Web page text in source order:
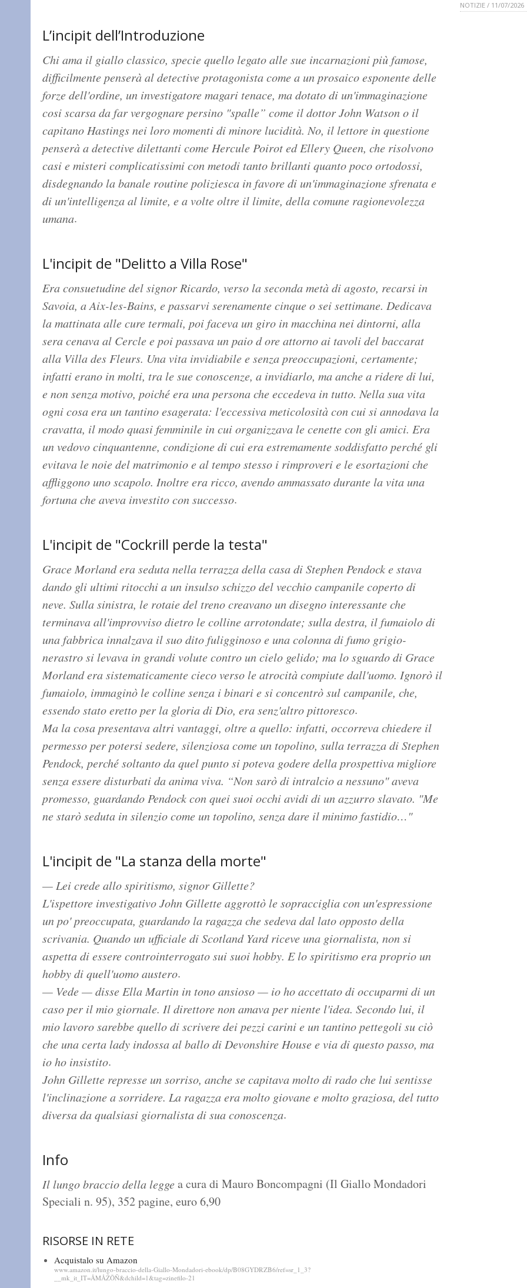
L’incipit dell’Introduzione
Chi ama il giallo classico, specie quello legato alle sue incarnazioni più famose,
difficilmente penserà al detective protagonista come a un prosaico esponente delle
forze dell'ordine, un investigatore magari tenace, ma dotato di un'immaginazione
cosi scarsa da far vergognare persino "spalle” come il dottor John Watson o il
capitano Hastings nei loro momenti di minore lucidità. No, il lettore in questione
penserà a detective dilettanti come Hercule Poirot ed Ellery Queen, che risolvono
casi e misteri complicatissimi con metodi tanto brillanti quanto poco ortodossi,
disdegnando la banale routine poliziesca in favore di un'immaginazione sfrenata e
di un'intelligenza al limite, e a volte oltre il limite, della comune ragionevolezza
umana.
L'incipit de "Delitto a Villa Rose"
Era consuetudine del signor Ricardo, verso la seconda metà di agosto, recarsi in
Savoia, a Aix-les-Bains, e passarvi serenamente cinque o sei settimane. Dedicava
la mattinata alle cure termali, poi faceva un giro in macchina nei dintorni, alla
sera cenava al Cercle e poi passava un paio d ore attorno ai tavoli del baccarat
alla Villa des Fleurs. Una vita invidiabile e senza preoccupazioni, certamente;
infatti erano in molti, tra le sue conoscenze, a invidiarlo, ma anche a ridere di lui,
e non senza motivo, poiché era una persona che eccedeva in tutto. Nella sua vita
ogni cosa era un tantino esagerata: l'eccessiva meticolosità con cui si annodava la
cravatta, il modo quasi femminile in cui organizzava le cenette con gli amici. Era
un vedovo cinquantenne, condizione di cui era estremamente soddisfatto perché gli
evitava le noie del matrimonio e al tempo stesso i rimproveri e le esortazioni che
affliggono uno scapolo. Inoltre era ricco, avendo ammassato durante la vita una
fortuna che aveva investito con successo.
L'incipit de "Cockrill perde la testa"
Grace Morland era seduta nella terrazza della casa di Stephen Pendock e stava
dando gli ultimi ritocchi a un insulso schizzo del vecchio campanile coperto di
neve. Sulla sinistra, le rotaie del treno creavano un disegno interessante che
terminava all'improvviso dietro le colline arrotondate; sulla destra, il fumaiolo di
una fabbrica innalzava il suo dito fuligginoso e una colonna di fumo grigio-
nerastro si levava in grandi volute contro un cielo gelido; ma lo sguardo di Grace
Morland era sistematicamente cieco verso le atrocità compiute dall'uomo. Ignorò il
fumaiolo, immaginò le colline senza i binari e si concentrò sul campanile, che,
essendo stato eretto per la gloria di Dio, era senz'altro pittoresco.
Ma la cosa presentava altri vantaggi, oltre a quello: infatti, occorreva chiedere il
permesso per potersi sedere, silenziosa come un topolino, sulla terrazza di Stephen
Pendock, perché soltanto da quel punto si poteva godere della prospettiva migliore
senza essere disturbati da anima viva. “Non sarò di intralcio a nessuno" aveva
promesso, guardando Pendock con quei suoi occhi avidi di un azzurro slavato. "Me
ne starò seduta in silenzio come un topolino, senza dare il minimo fastidio…"
L'incipit de "La stanza della morte"
— Lei crede allo spiritismo, signor Gillette?
L'ispettore investigativo John Gillette aggrottò le sopracciglia con un'espressione
un po' preoccupata, guardando la ragazza che sedeva dal lato opposto della
scrivania. Quando un ufficiale di Scotland Yard riceve una giornalista, non si
aspetta di essere controinterrogato sui suoi hobby. E lo spiritismo era proprio un
hobby di quell'uomo austero.
— Vede — disse Ella Martin in tono ansioso — io ho accettato di occuparmi di un
caso per il mio giornale. Il direttore non amava per niente l'idea. Secondo lui, il
mio lavoro sarebbe quello di scrivere dei pezzi carini e un tantino pettegoli su ciò
che una certa lady indossa al ballo di Devonshire House e via di questo passo, ma
io ho insistito.
John Gillette represse un sorriso, anche se capitava molto di rado che lui sentisse
l'inclinazione a sorridere. La ragazza era molto giovane e molto graziosa, del tutto
diversa da qualsiasi giornalista di sua conoscenza.
Info
Il lungo braccio della legge a cura di Mauro Boncompagni (Il Giallo Mondadori
Speciali n. 95), 352 pagine, euro 6,90
RISORSE IN RETE
Acquistalo su Amazon
www.amazon.it/lungo-braccio-della-Giallo-Mondadori-ebook/dp/B08GYDRZB6/ref=sr_1_3?
__mk_it_IT=ÅMÅŽÕÑ&dchild=1&tag=zinefilo-21
NOTIZIE / 11/07/2026